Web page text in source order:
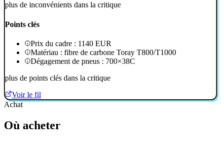
plus de inconvénients dans la critique
Points clés
Prix du cadre : 1140 EUR
Matériau : fibre de carbone Toray T800/T1000
Dégagement de pneus : 700×38C
plus de points clés dans la critique
Voir le fil
Achat
Où acheter